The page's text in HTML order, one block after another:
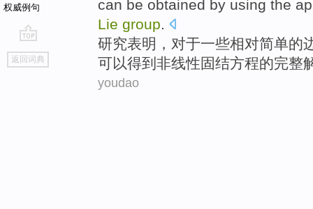
权威例句
go
top
返回词典
can be obtained by using the
Lie group.
研究表明 ， 对于一些相对简单的
可以得到 非线性固结方程的完整
youdao